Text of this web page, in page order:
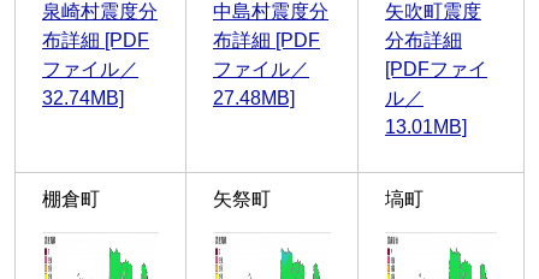
泉崎村震度分
布詳細 [PDF
ファイル／
32.74MB]
中島村震度分
布詳細 [PDF
ファイル／
27.48MB]
矢吹町震度
分布詳細
[PDFファイ
ル／
13.01MB]
棚倉町 矢祭町 塙町